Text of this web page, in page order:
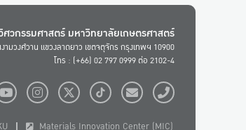
วกรรมศาสตร์ มหาวิทยาลัยเกษตรศาสตร์
มวงศ์วาน แขวงลาดยาว เขตจตุจักร กรุงเทพฯ 10900
โทร : (+66) 02 797 0999 ต่อ 2102-4
Materials Innovation Center (MIC)